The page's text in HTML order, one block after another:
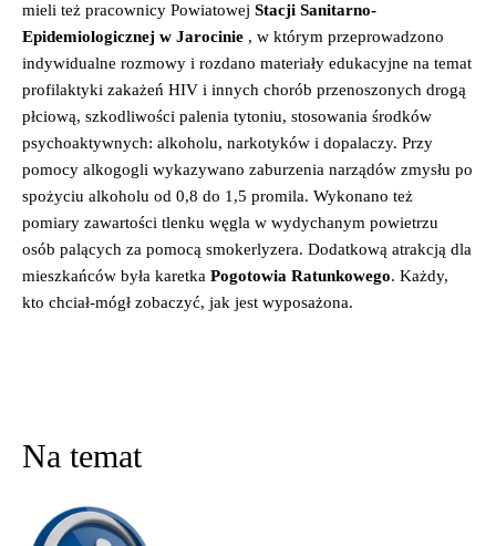
mieli też pracownicy Powiatowej Stacji Sanitarno-
Epidemiologicznej w Jarocinie , w którym przeprowadzono
indywidualne rozmowy i rozdano materiały edukacyjne na temat
profilaktyki zakażeń HIV i innych chorób przenoszonych drogą
płciową, szkodliwości palenia tytoniu, stosowania środków
psychoaktywnych: alkoholu, narkotyków i dopalaczy. Przy
pomocy alkogogli wykazywano zaburzenia narządów zmysłu po
spożyciu alkoholu od 0,8 do 1,5 promila. Wykonano też
pomiary zawartości tlenku węgla w wydychanym powietrzu
osób palących za pomocą smokerlyzera. Dodatkową atrakcją dla
mieszkańców była karetka Pogotowia Ratunkowego. Każdy,
kto chciał-mógł zobaczyć, jak jest wyposażona.
Na temat